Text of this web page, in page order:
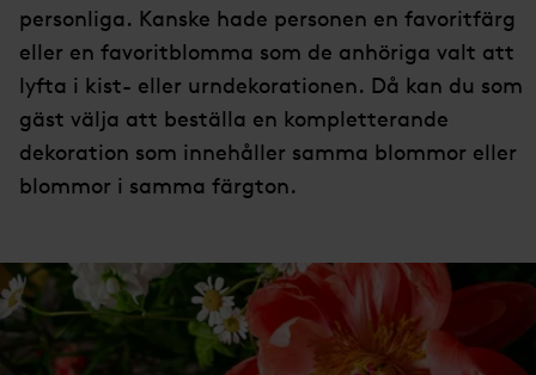
personliga. Kanske hade personen en favoritfärg
eller en favoritblomma som de anhöriga valt att
lyfta i kist- eller urndekorationen. Då kan du som
gäst välja att beställa en kompletterande
dekoration som innehåller samma blommor eller
blommor i samma färgton.